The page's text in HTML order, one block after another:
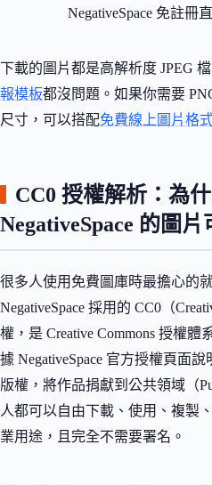
NegativeSpace 免註冊
下載的圖片都是高解析度 JPEG
報模板都沒問題。如果你需要
尺寸，可以搭配免費線上圖片格
CC0 授權解析：為
NegativeSpace 的圖
很多人使用免費圖庫時最擔心的
NegativeSpace 採用的 CC0（
權，是 Creative Commons 授權體
據 NegativeSpace 官方授權頁面
版權，將作品捐獻到公共領域（
人都可以自由下載、使用、複製
業用途，且完全不需要署名。